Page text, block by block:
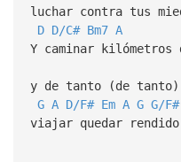
luchar contra tus
D D/C# Bm7 A
Y caminar
y de tanto (de tanto)
G A D/F# Em A G G/F#
viajar quedar